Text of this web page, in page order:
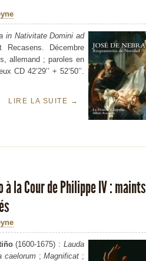
in Nativitate Domini ad
Décembre
allemand ; paroles en
CD 42’29’’ + 52’50’’.
LIRE LA SUITE →
la Cour de Philippe IV : maints
(1600-1675) :Lauda
caelorum;Magnificat ;